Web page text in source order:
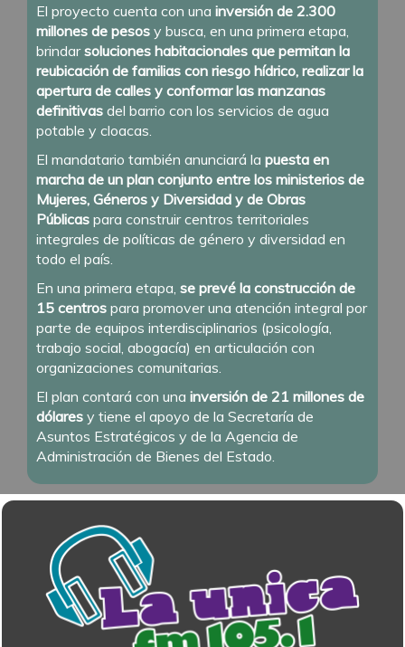
El proyecto cuenta con una inversión de 2.300
millones de pesos y busca, en una primera etapa,
brindarsoluciones habitacionales que permitan la
reubicación de familias con riesgo hídrico, realizar la
apertura de calles y conformar las manzanas
definitivas del barrio con los servicios de agua
potable y cloacas.
El mandatario también anunciará la puesta en
marcha de un plan conjunto entre los ministerios de
Mujeres, Géneros y Diversidad y de Obras
Públicas para construir centros territoriales
integrales de políticas de género y diversidad en
todo el país.
En una primera etapa, se prevé la construcción de
15 centros para promover una atención integral por
parte de equipos interdisciplinarios (psicología,
trabajo social, abogacía) en articulación con
organizaciones comunitarias.
El plan contará con una inversión de 21 millones de
dólares y tiene el apoyo de la Secretaría de
Asuntos Estratégicos y de la Agencia de
Administración de Bienes del Estado.